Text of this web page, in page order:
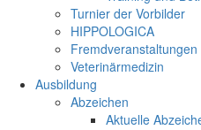
Turnier der Vorbilder
HIPPOLOGICA
Fremdveranstaltungen
Veterinärmedizin
Ausbildung
Abzeichen
Aktuelle